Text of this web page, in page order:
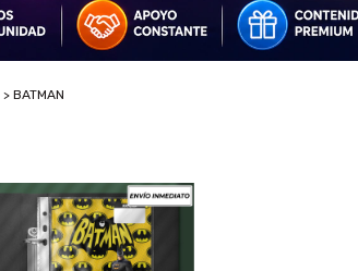
> BATMAN